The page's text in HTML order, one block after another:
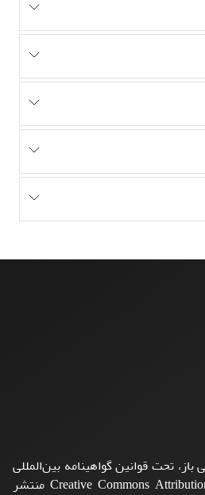
تحت قوانین گواهینامه بین‌المللی
Creative Commons Attribution 4.0 International License منتشر